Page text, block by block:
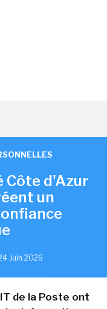
Côte d'Azur
un
Juin 2026
de la Poste ont